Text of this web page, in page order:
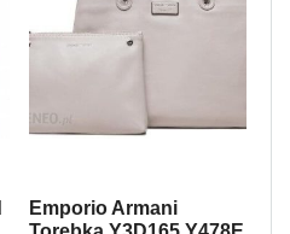
Emporio Armani